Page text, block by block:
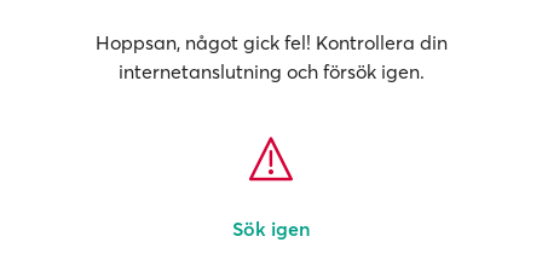
Hoppsan, något gick fel! Kontrollera din
internetanslutning och försök igen.
Sök igen